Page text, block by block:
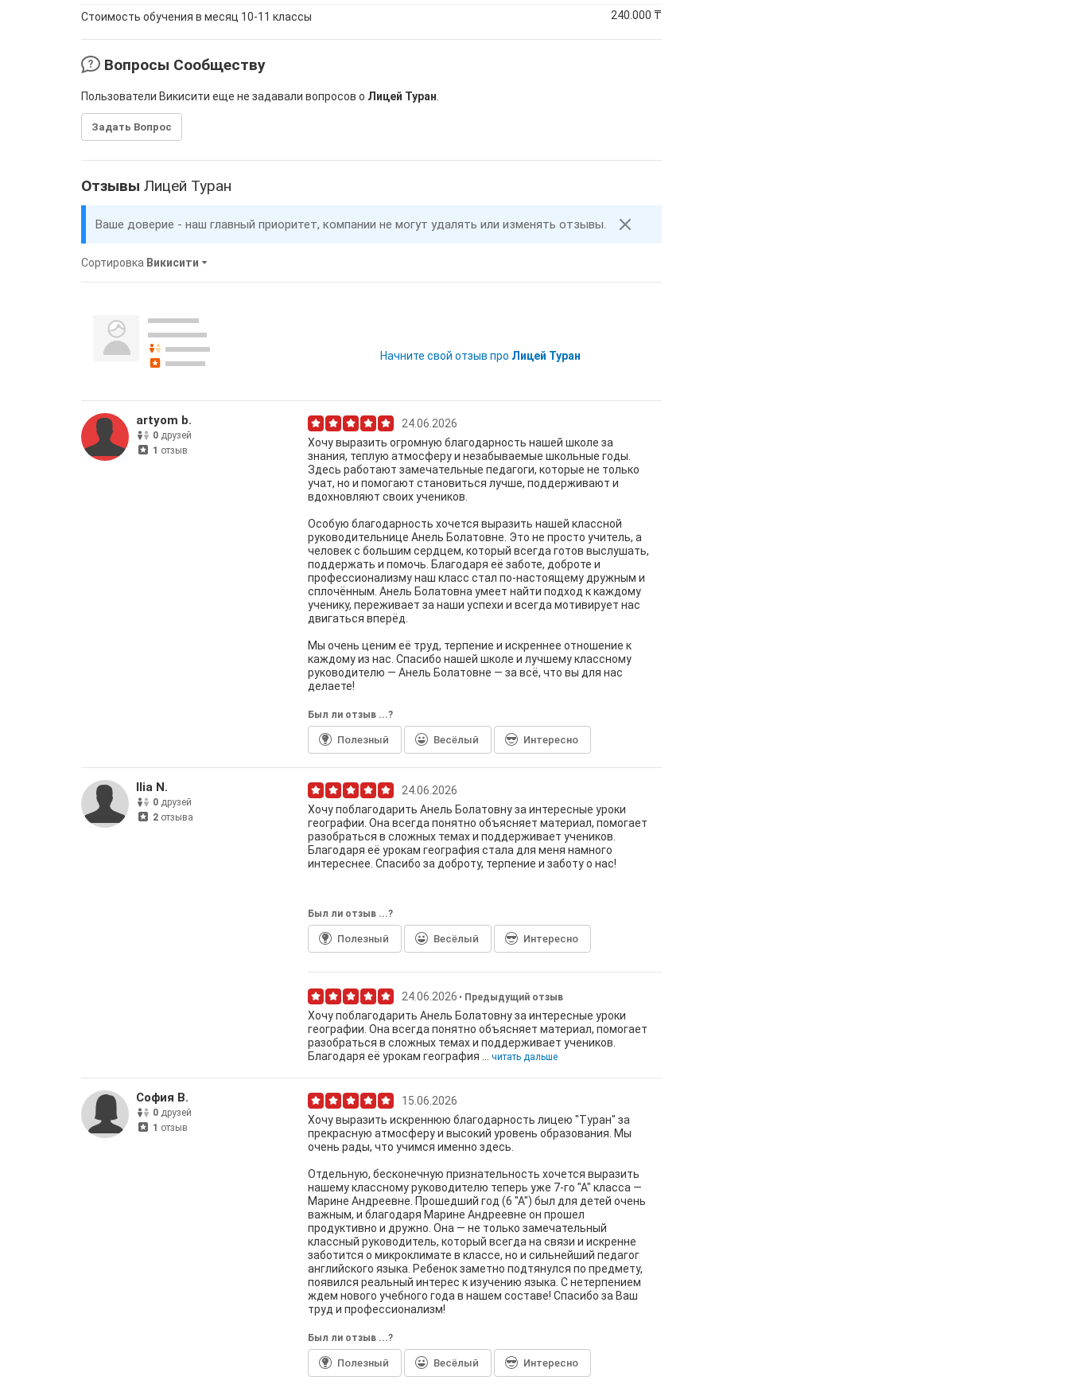
Стоимость обучения в месяц 10-11 классы 240.000 ₸
Вопросы Сообществу
Пользователи Викисити еще не задавали вопросов о Лицей Туран
Задать Вопрос
Отзывы Лицей Туран
Ваше доверие - наш главный приоритет, компании не могут удалять или изменять отзывы.
Сортировка Викисити
Начните свой отзыв про Лицей Туран
artyom b.
0 друзей
1 отзыв
24.06.2026
Хочу выразить огромную благодарность нашей школе за
знания, теплую атмосферу и незабываемые школьные годы.
Здесь работают замечательные педагоги, которые не только
учат, но и помогают становиться лучше, поддерживают и
вдохновляют своих учеников.
Особую благодарность хочется выразить нашей классной
руководительнице Анель Болатовне. Это не просто учитель, а
человек с большим сердцем, который всегда готов выслушать,
поддержать и помочь. Благодаря её заботе, доброте и
профессионализму наш класс стал по-настоящему дружным и
сплочённым. Анель Болатовна умеет найти подход к каждому
ученику, переживает за наши успехи и всегда мотивирует нас
двигаться вперёд.
Мы очень ценим её труд, терпение и искреннее отношение к
каждому из нас. Спасибо нашей школе и лучшему классному
руководителю — Анель Болатовне — за всё, что вы для нас
делаете!
Был ли отзыв ...?
Полезный Весёлый Интересно
Ilia N.
0 друзей
2 отзыва
24.06.2026
Хочу поблагодарить Анель Болатовну за интересные уроки
географии. Она всегда понятно объясняет материал, помогает
разобраться в сложных темах и поддерживает учеников.
Благодаря её урокам география стала для меня намного
интереснее. Спасибо за доброту, терпение и заботу о нас!
Был ли отзыв ...?
Полезный Весёлый Интересно
24.06.2026 Предыдущий отзыв
Хочу поблагодарить Анель Болатовну за интересные уроки
географии. Она всегда понятно объясняет материал, помогает
разобраться в сложных темах и поддерживает учеников.
Благодаря её урокам география ... читать дальше
София В.
0 друзей
1 отзыв
15.06.2026
Хочу выразить искреннюю благодарность лицею "Туран" за
прекрасную атмосферу и высокий уровень образования. Мы
очень рады, что учимся именно здесь.
Отдельную, бесконечную признательность хочется выразить
нашему классному руководителю теперь уже 7-го "А" класса —
Марине Андреевне. Прошедший год (6 "А") был для детей очень
важным, и благодаря Марине Андреевне он прошел
продуктивно и дружно. Она — не только замечательный
классный руководитель, который всегда на связи и искренне
заботится о микроклимате в классе, но и сильнейший педагог
английского языка. Ребенок заметно подтянулся по предмету,
появился реальный интерес к изучению языка. С нетерпением
ждем нового учебного года в нашем составе! Спасибо за Ваш
труд и профессионализм!
Был ли отзыв ...?
Полезный Весёлый Интересно